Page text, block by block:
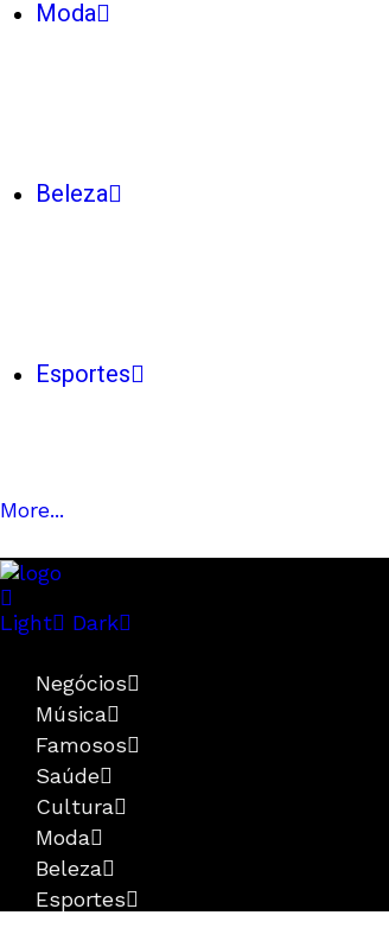
Moda
Beleza
Esportes
More...
Light Dark
Negócios
Música
Famosos
Saúde
Cultura
Moda
Beleza
Esportes